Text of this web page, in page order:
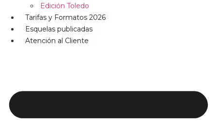
Edición Toledo
Tarifas y Formatos 2026
Esquelas publicadas
Atención al Cliente